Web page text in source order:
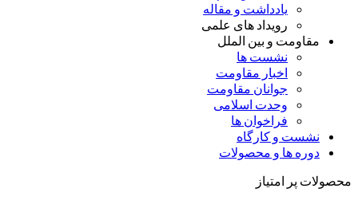
یادداشت و مقاله
رویداد های علمی
مقاومت و بین الملل
نشست ها
اخبار مقاومت
جوانان مقاومت
وحدت اسلامی
فراخوان ها
نشست و کارگاه
دوره ها و محصولات
محصولات پر امتیاز